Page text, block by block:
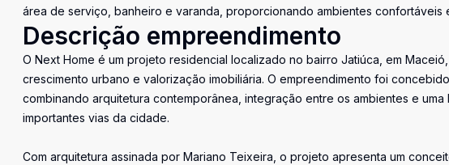
área de serviço, banheiro e varanda, proporcionando ambientes confortáveis
Descrição empreendimento
O Next Home é um projeto residencial localizado no bairro Jatiúca, em
crescimento urbano e valorização imobiliária. O empreendimento foi
combinando arquitetura contemporânea, integração entre os ambientes e
importantes vias da cidade.
Com arquitetura assinada por Mariano Teixeira, o projeto apresenta um